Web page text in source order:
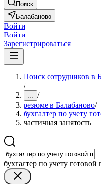
Поиск
Балабаново
Войти
Войти
Зарегистрироваться
Поиск сотрудников в
/
... /
резюме в Балабаново/
бухгалтер по учету
частичная занятость
бухгалтер по учету готовой